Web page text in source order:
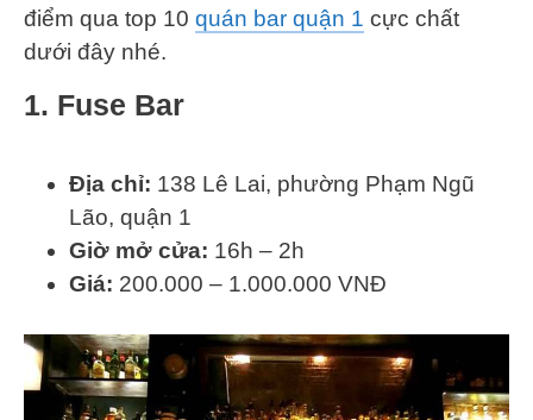
điểm qua top 10 quán bar quận 1 cực chất
dưới đây nhé.
1. Fuse Bar
Địa chỉ: 138 Lê Lai, phường Phạm Ngũ
Lão, quận 1
Giờ mở cửa: 16h – 2h
Giá: 200.000 – 1.000.000 VNĐ